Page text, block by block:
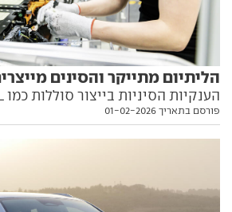
הליתיום מתייקר והסינים
מרחיבות את ההשקעה בסוללות
פורסם בתאריך 01-02-2026